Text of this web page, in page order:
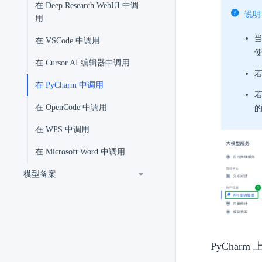
在 Deep Research WebUI 中调
用
在 VSCode 中调用
在 Cursor AI 编辑器中调用
在 PyCharm 中调用
在 OpenCode 中调用
在 WPS 中调用
在 Microsoft Word 中调用
模型备案
说明
的
PyCharm